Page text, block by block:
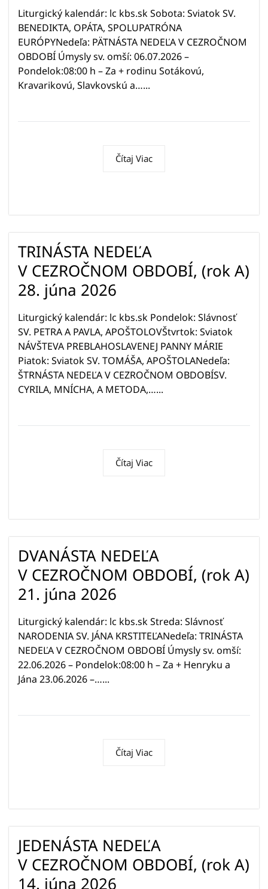
Liturgický kalendár: lc kbs.sk Sobota: Sviatok SV.
BENEDIKTA, OPÁTA, SPOLUPATRÓNA
EURÓPYNedeľa: PÄTNÁSTA NEDEĽA V CEZROČNOM
OBDOBÍ Úmysly sv. omší: 06.07.2026 –
Pondelok:08:00 h – Za + rodinu Sotákovú,
Kravarikovú, Slavkovskú a…...
Čítaj Viac
TRINÁSTA NEDEĽA
V CEZROČNOM OBDOBÍ, (rok A)
28. júna 2026
Liturgický kalendár: lc kbs.sk Pondelok: Slávnosť
SV. PETRA A PAVLA, APOŠTOLOVŠtvrtok: Sviatok
NÁVŠTEVA PREBLAHOSLAVENEJ PANNY MÁRIE
Piatok: Sviatok SV. TOMÁŠA, APOŠTOLANedeľa:
ŠTRNÁSTA NEDEĽA V CEZROČNOM OBDOBÍSV.
CYRILA, MNÍCHA, A METODA,…...
Čítaj Viac
DVANÁSTA NEDEĽA
V CEZROČNOM OBDOBÍ, (rok A)
21. júna 2026
Liturgický kalendár: lc kbs.sk Streda: Slávnosť
NARODENIA SV. JÁNA KRSTITEĽANedeľa: TRINÁSTA
NEDEĽA V CEZROČNOM OBDOBÍ Úmysly sv. omší:
22.06.2026 – Pondelok:08:00 h – Za + Henryku a
Jána 23.06.2026 –…...
Čítaj Viac
JEDENÁSTA NEDEĽA
V CEZROČNOM OBDOBÍ, (rok A)
14. júna 2026